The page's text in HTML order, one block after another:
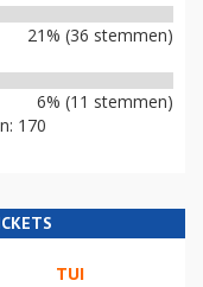
21% (36 stemmen)
6% (11 stemmen)
170
TUI